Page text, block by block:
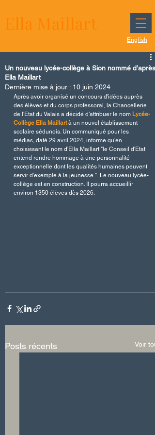
Ella Maillart
English
Un nouveau lycée-collège à Sion nommé d’après
Ella Maillart
Dernière mise à jour : 10 juin 2024
Après avoir organisé un concours d'idées auprès
des élèves et du corps professoral, la Chancellerie
de l'Etat du Valais a décidé d'attribuer le nom Lycée-
Collège Ella Maillart à un nouvel établissement
scolaire sédunois. Un communiqué pour les
médias, daté 29 avril 2024, informe qu'en
choisissant le nom d'Ella Maillart "le Conseil d'Etat
entend rendre hommage à une personnalité
exceptionnelle dont les qualités humaines peuvent
servir d'exemple à la jeunesse."  Le nouveau lycée-
collège est en construction. Il pourra accueillir
environ 1350 élèves dès 2026.
Posts récents Voir